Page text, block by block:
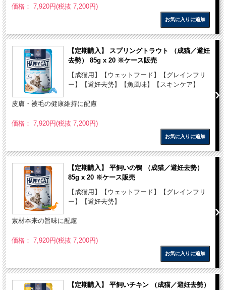
価格： 7,920円(税抜 7,200円)
【定期購入】 スプリングトラウト （成猫／避妊
去勢） 85g x 20 ※ケース販売
【成猫用】【ウェットフード】【グレインフリ
ー】【避妊去勢】【魚風味】【スキンケア】
皮膚・被毛の健康維持に配慮
価格： 7,920円(税抜 7,200円)
【定期購入】 平飼いの鴨 （成猫／避妊去勢）
85g x 20 ※ケース販売
【成猫用】【ウェットフード】【グレインフリ
ー】【避妊去勢】
素材本来の旨味に配慮
価格： 7,920円(税抜 7,200円)
【定期購入】 平飼いチキン （成猫／避妊去勢）